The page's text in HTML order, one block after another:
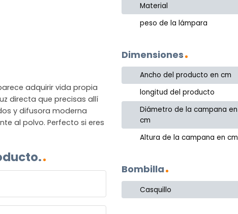
adquirir vida propia
directa que precisas allí
y difusora moderna
al polvo. Perfecto si eres
Material
peso de la lámpara
Dimensiones
Ancho del producto en cm
longitud del producto
Diámetro de la campana en
cm
Altura de la campana en cm
Bombilla
Casquillo